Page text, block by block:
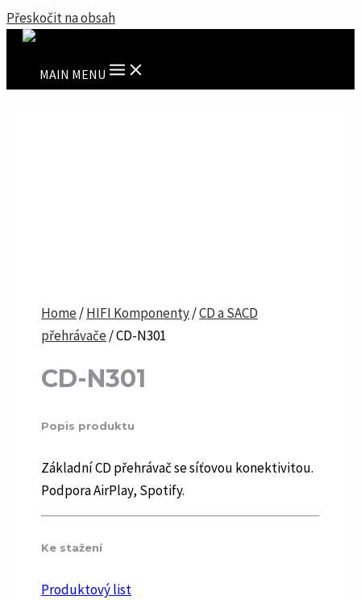
Přeskočit na obsah
MAIN MENU
Home/HIFI Komponenty/CD a SACD
přehrávače/ CD-N301
CD-N301
Popis produktu
Základní CD přehrávač se síťovou konektivitou.
Podpora AirPlay, Spotify.
Ke stažení
Produktový list